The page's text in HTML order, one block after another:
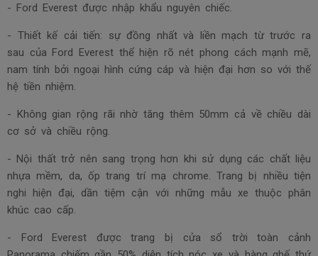
- Ford Everest được nhập khẩu nguyên chiếc.
- Thiết kế cải tiến: sự đồng nhất và liền mạch từ trước ra
sau của Ford Everest thể hiện rõ nét phong cách mạnh mẽ,
nam tính bởi ngoại hình cứng cáp và hiện đại hơn so với thế
hệ tiền nhiệm.
- Không gian rộng rãi nhờ tăng thêm 50mm cả về chiều dài
cơ sở và chiều rộng.
- Nội thất trở nên sang trọng hơn khi sử dụng các chất liệu
nhựa mềm, da, ốp trang trí mạ chrome. Trang bị nhiều tiện
nghi hiện đại, dần tiệm cận với những mẫu xe thuộc phân
khúc cao cấp.
- Ford Everest được trang bị cửa sổ trời toàn cảnh